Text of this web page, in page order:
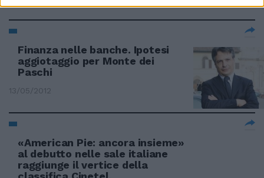
Finanza nelle banche. Ipotesi
aggiotaggio per Monte dei
Paschi
13/05/2012
«American Pie: ancora insieme»
al debutto nelle sale italiane
raggiunge il vertice della